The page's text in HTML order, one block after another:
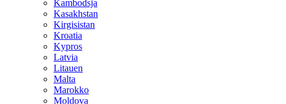
Kambodsja
Kasakhstan
Kirgisistan
Kroatia
Kypros
Latvia
Litauen
Malta
Marokko
Moldova